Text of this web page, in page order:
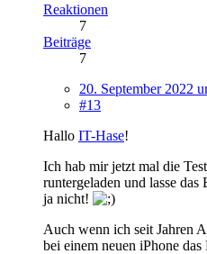
Reaktionen
7
Beiträge
7
20. September 2022
#13
Hallo IT-Hase!
Ich hab mir jetzt mal die
runtergeladen und lasse
ja nicht!
Auch wenn ich seit Jahren
bei einem neuen iPhone